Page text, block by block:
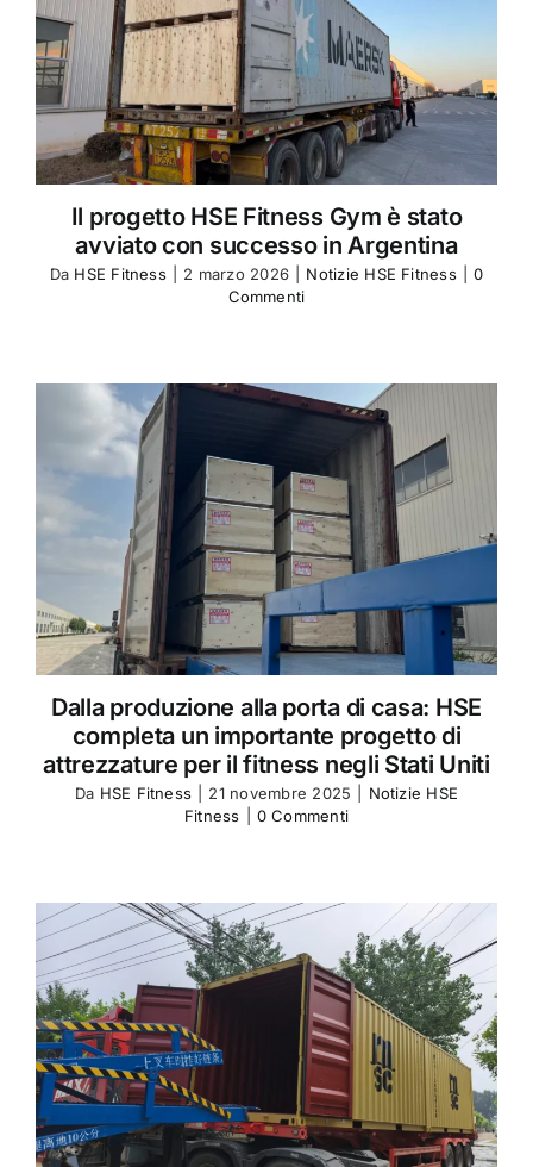
Il progetto HSE Fitness Gym è stato
avviato con successo in Argentina
Da HSE Fitness 2 marzo 2026 Notizie HSE Fitness
0
Commenti
Dalla produzione alla porta di casa: HSE
completa un importante progetto di
attrezzature per il fitness negli Stati Uniti
Da HSE Fitness 21 novembre 2025
Notizie HSE
Fitness
0 Commenti